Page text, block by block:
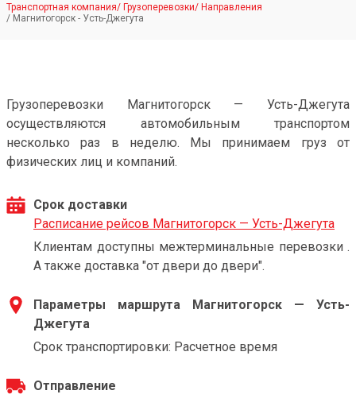
Транспортная компания/ Грузоперевозки/ Направления
/ Магнитогорск - Усть-Джегута
Грузоперевозки Магнитогорск — Усть-Джегута
осуществляются автомобильным транспортом
несколько раз в неделю. Мы принимаем груз от
физических лиц и компаний.
Срок доставки
Расписание рейсов Магнитогорск — Усть-Джегута
Клиентам доступны межтерминальные перевозки .
А также доставка "от двери до двери".
Параметры маршрута Магнитогорск — Усть-
Джегута
Срок транспортировки: Расчетное время
Отправление